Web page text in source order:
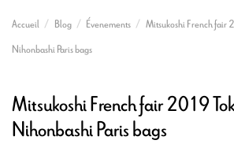
Accueil Blog Évenements
Mitsukoshi French fair
Nihonbashi Paris bags
Mitsukoshi French fair 2019
Nihonbashi Paris bags